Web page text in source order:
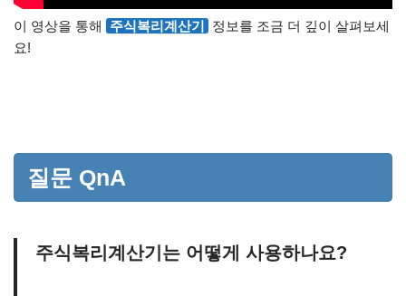
이 영상을 통해 주식복리계산기
정보를 조금 더 깊이 살펴보세
요!
질문 QnA
주식복리계산기는 어떻게 사용하나요?